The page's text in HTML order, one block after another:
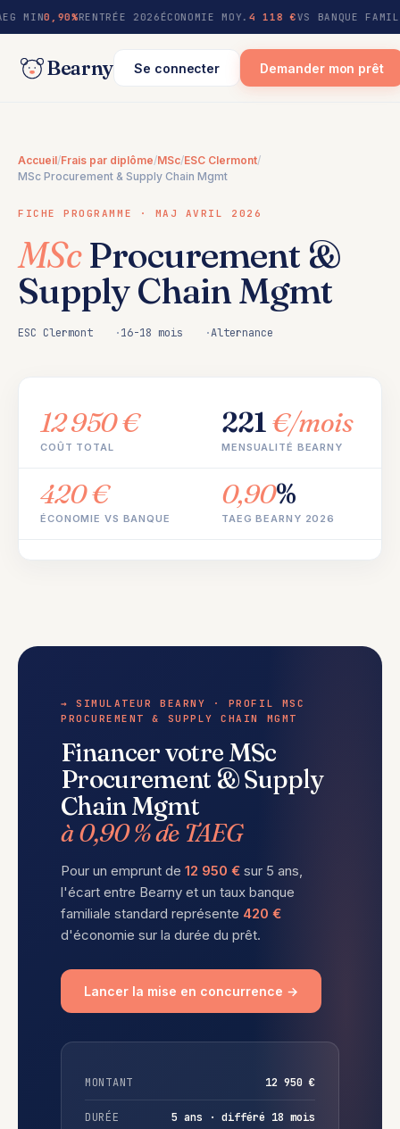
contenu
MIN0,90%RENTRÉE 2026 ÉCONOMIE MOY. 4 118 €VS BANQUE
Bearny Se connecter Demander mon prêt
Accueil/Frais par diplôme/MSc/ESC Clermont/
MSc Procurement & Supply Chain Mgmt
FICHE PROGRAMME · MAJ AVRIL 2026
MScProcurement &
Supply Chain Mgmt
ESC Clermont 16-18 mois Alternance
12 950 €
COÛT TOTAL
221€/mois
MENSUALITÉ BEARNY
420 €
ÉCONOMIE VS BANQUE
0,90%
TAEG BEARNY 2026
→ SIMULATEUR BEARNY · PROFIL MSC
PROCUREMENT & SUPPLY CHAIN MGMT
Financer votre MSc
Procurement & Supply
Chain Mgmt
à 0,90 % de TAEG
Pour un emprunt de 12 950 € sur 5 ans,
l'écart entre Bearny et un taux banque
familiale standard représente 420 €
d'économie sur la durée du prêt.
Lancer la mise en concurrence →
MONTANT 12 950 €
DURÉE 5 ans · différé 18 mois